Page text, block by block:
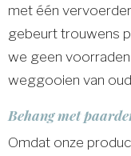
met één
gebeurt trouwens
we geen
weggooien van
Behang met
Omdat onze